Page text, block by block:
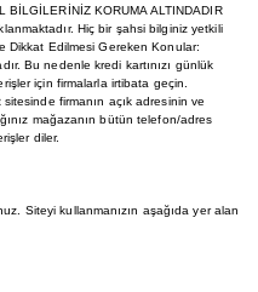
KORUMA ALTINDADIR
Hiç bir şahsi bilginiz yetkili
Dikkat Edilmesi Gereken Konular:
Bu nedenle kredi kartınızı günlük
için firmalarla irtibata geçin.
firmanın açık adresinin ve
mağazanın bütün telefon/adres
diler.
Siteyi kullanmanızın aşağıda yer alan